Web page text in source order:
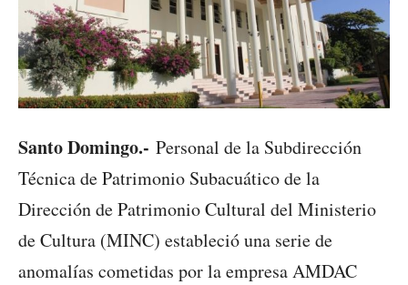
Santo Domingo.- Personal de la Subdirección
Técnica de Patrimonio Subacuático de la
Dirección de Patrimonio Cultural del Ministerio
de Cultura (MINC) estableció una serie de
anomalías cometidas por la empresa AMDAC